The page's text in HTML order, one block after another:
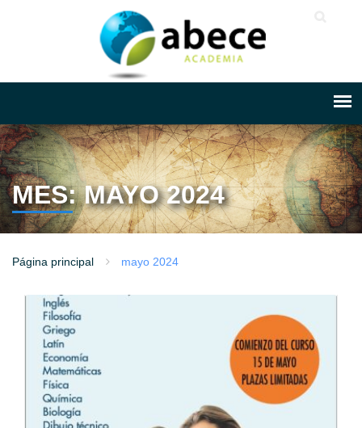
MES: MAYO 2024
Página principal mayo 2024